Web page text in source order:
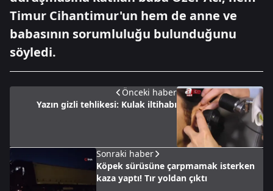
Timur Cihantimur'un hem de anne ve
babasının sorumluluğu bulunduğunu
söyledi.
Önceki haber
Yazın gizli tehlikesi: Kulak iltihabı
Sonraki haber
Köpek sürüsüne çarpmamak isterken
kaza yaptı! Tır yoldan çıktı